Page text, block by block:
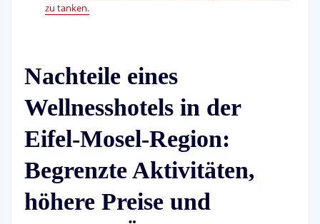
zu tanken.
Nachteile eines
Wellnesshotels in der
Eifel-Mosel-Region:
Begrenzte Aktivitäten,
höhere Preise und